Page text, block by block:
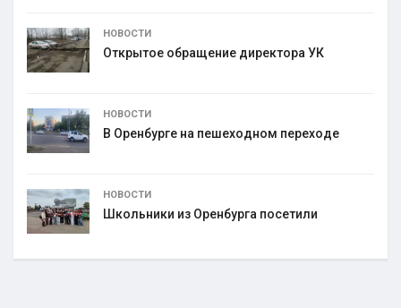
НОВОСТИ
Открытое обращение директора УК
НОВОСТИ
В Оренбурге на пешеходном переходе
НОВОСТИ
Школьники из Оренбурга посетили